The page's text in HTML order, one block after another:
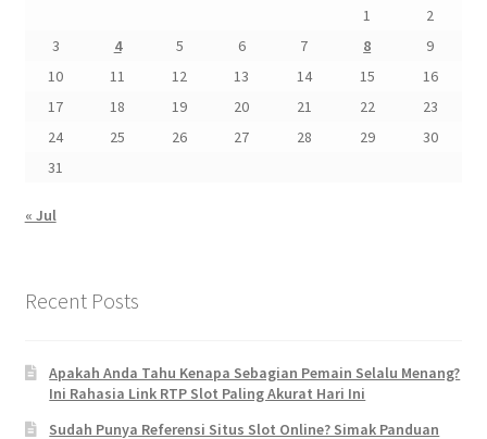
1
2
3
4 5 6 7 8
9
10
11 12 13 14 15
16
17
18 19 20 21 22
23
24
25 26 27 28 29
30
31
« Jul
Recent Posts
Apakah Anda Tahu Kenapa Sebagian Pemain Selalu Menang?
Ini Rahasia Link RTP Slot Paling Akurat Hari Ini
Sudah Punya Referensi Situs Slot Online? Simak Panduan